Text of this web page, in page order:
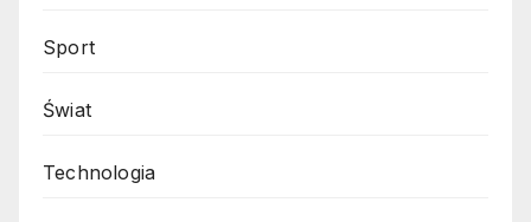
Sport
Świat
Technologia